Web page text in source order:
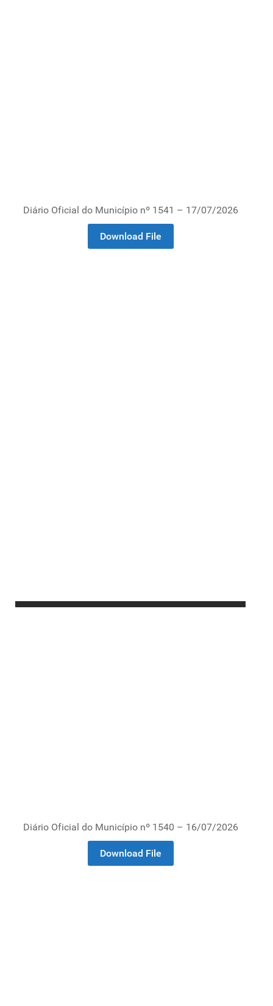
Diário Oficial do Município nº 1541 – 17/07/2026
Download File
Diário Oficial do Município nº 1540 – 16/07/2026
Download File